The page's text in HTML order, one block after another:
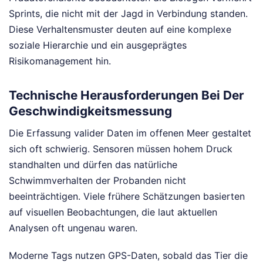
Sprints, die nicht mit der Jagd in Verbindung standen.
Diese Verhaltensmuster deuten auf eine komplexe
soziale Hierarchie und ein ausgeprägtes
Risikomanagement hin.
Technische Herausforderungen Bei Der
Geschwindigkeitsmessung
Die Erfassung valider Daten im offenen Meer gestaltet
sich oft schwierig. Sensoren müssen hohem Druck
standhalten und dürfen das natürliche
Schwimmverhalten der Probanden nicht
beeinträchtigen. Viele frühere Schätzungen basierten
auf visuellen Beobachtungen, die laut aktuellen
Analysen oft ungenau waren.
Moderne Tags nutzen GPS-Daten, sobald das Tier die